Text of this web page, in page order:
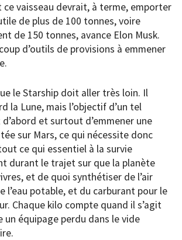
ce vaisseau devrait, à terme, emporter
de plus de 100 tonnes, voire
de 150 tonnes, avance Elon Musk.
d’outils de provisions à emmener
le Starship doit aller très loin. Il
la Lune, mais l’objectif d’un tel
et surtout d’emmener une
sur Mars, ce qui nécessite donc
ce qui essentiel à la survie
durant le trajet sur que la planète
et de quoi synthétiser de l’air
l’eau potable, et du carburant pour le
Chaque kilo compte quand il s’agit
un équipage perdu dans le vide